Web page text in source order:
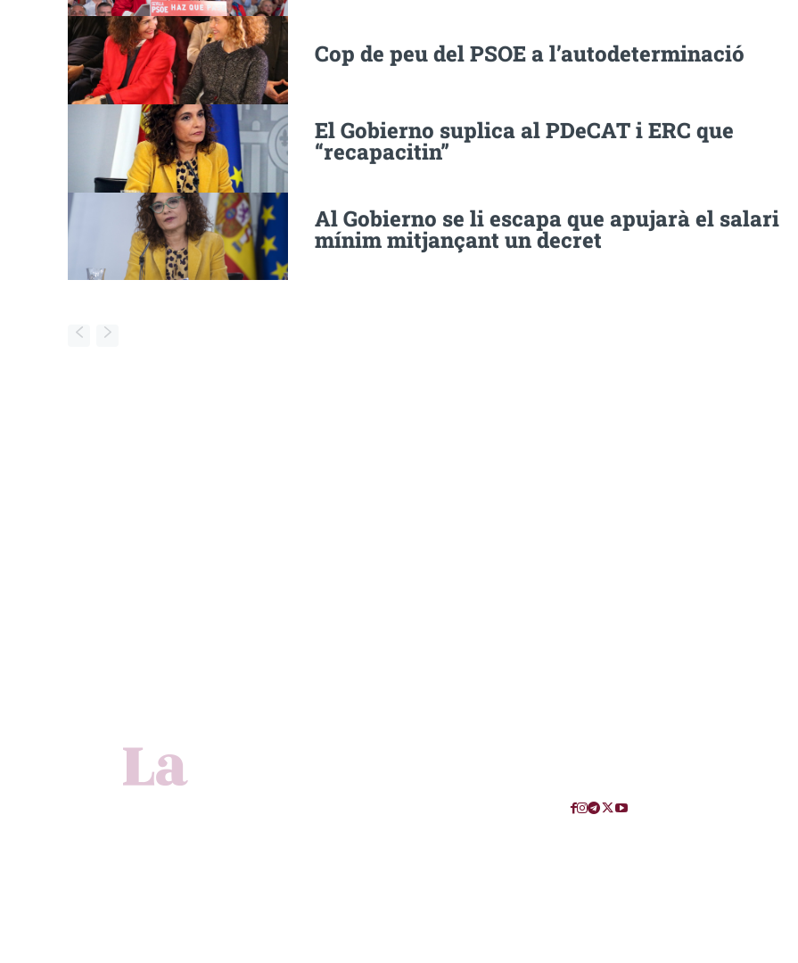
Cop de peu del PSOE a l’autodeterminació
El Gobierno suplica al PDeCAT i ERC que
“recapacitin”
Al Gobierno se li escapa que apujarà el salari
mínim mitjançant un decret